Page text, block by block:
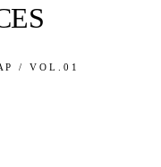
/ VOL.01